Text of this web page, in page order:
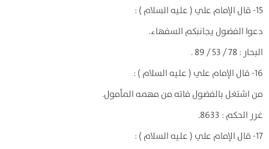
15- قال الإمام علي ( عليه السلام ) :
دعوا الفضول يجانبكم السفهاء.
البحار : 78 / 53 / 89 .
16- قال الإمام علي ( عليه السلام ) :
من اشتغل بالفضول فاته من مهمه المأمول.
غرر الحكم : 8633.
17- قال الإمام علي ( عليه السلام ) :